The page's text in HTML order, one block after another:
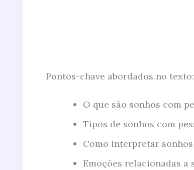
Pontos-chave abordados no texto:
O que são sonhos com
Tipos de sonhos com
Como interpretar sonhos
Emoções relacionadas a